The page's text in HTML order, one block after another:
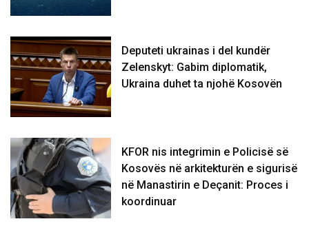
Deputeti ukrainas i del kundër
Zelenskyt: Gabim diplomatik,
Ukraina duhet ta njohë Kosovën
KFOR nis integrimin e Policisë së
Kosovës në arkitekturën e sigurisë
në Manastirin e Deçanit: Proces i
koordinuar